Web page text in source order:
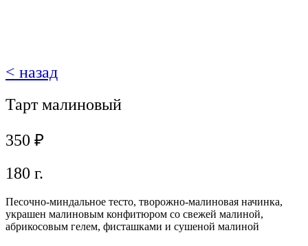
< назад
Тарт малиновый
350 ₽
180 г.
Песочно-миндальное тесто, творожно-малиновая начинка,
украшен малиновым конфитюром со свежей малиной,
абрикосовым гелем, фисташками и сушеной малиной